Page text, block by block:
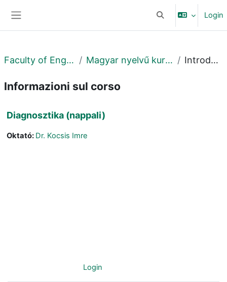
Attiva/disattivaLogin
Faculty of Engineering Magyar nyelvű kurzusok MK Introduzione
Informazioni sul corso
Diagnosztika (nappali)
Oktató: Dr. Kocsis Imre
Login